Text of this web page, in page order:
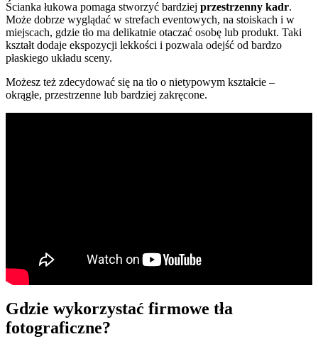
Ścianka łukowa pomaga stworzyć bardziej przestrzenny kadr.
Może dobrze wyglądać w strefach eventowych, na stoiskach i w
miejscach, gdzie tło ma delikatnie otaczać osobę lub produkt. Taki
kształt dodaje ekspozycji lekkości i pozwala odejść od bardzo
płaskiego układu sceny.
Możesz też zdecydować się na tło o nietypowym kształcie –
okrągłe, przestrzenne lub bardziej zakręcone.
Gdzie wykorzystać firmowe tła
fotograficzne?